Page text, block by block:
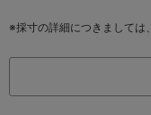
※採寸の詳細につきましては、